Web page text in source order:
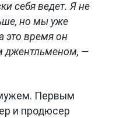
себя ведет. Я не
но мы уже
это время он
джентльменом, —
Первым
и продюсер